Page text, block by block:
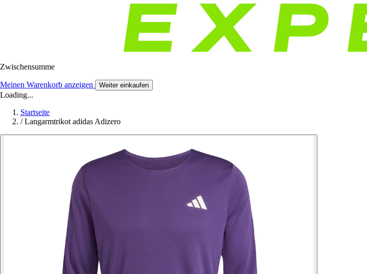
Zwischensumme
Meinen Warenkorb anzeigen Weiter einkaufen
Loading...
Startseite
/ Langarmtrikot adidas Adizero